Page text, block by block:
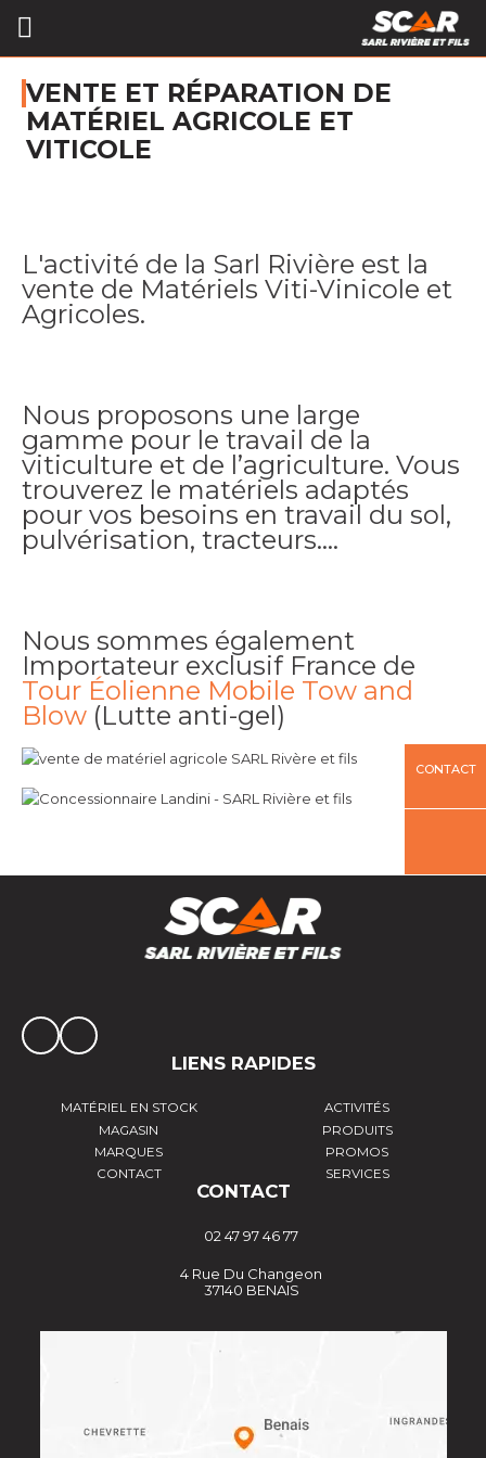
VENTE ET RÉPARATION DE
MATÉRIEL AGRICOLE ET
VITICOLE
L'activité de la Sarl Rivière est la
vente de Matériels Viti-Vinicole et
Agricoles.
Nous proposons une large
gamme pour le travail de la
viticulture et de l’agriculture. Vous
trouverez le matériels adaptés
pour vos besoins en travail du sol,
pulvérisation, tracteurs….
Nous sommes également
Importateur exclusif France de
Tour Éolienne Mobile Tow and
Blow (Lutte anti-gel)
CONTACT
LIENS RAPIDES
MATÉRIEL EN STOCK
ACTIVITÉS
MAGASIN
PRODUITS
MARQUES
PROMOS
CONTACT
SERVICES
CONTACT
02 47 97 46 77
4 Rue Du Changeon
37140 BENAIS